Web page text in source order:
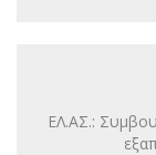
ΕΛ.ΑΣ.: